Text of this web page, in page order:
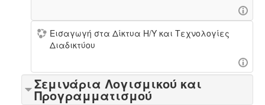
Εισαγωγή στα Δίκτυα Η/Υ και Τεχνολογίες
Διαδικτύου
Σεμινάρια Λογισμικού και
Προγραμματισμού